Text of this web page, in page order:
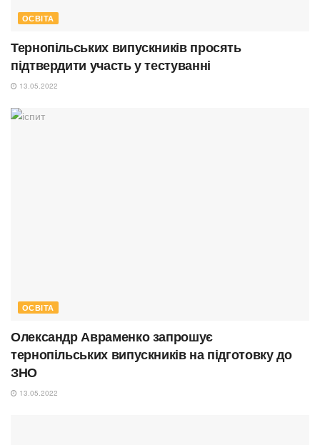
ОСВІТА
Тернопільських випускників просять
підтвердити участь у тестуванні
13.05.2022
ОСВІТА
Олександр Авраменко запрошує
тернопільських випускників на підготовку до
ЗНО
13.05.2022